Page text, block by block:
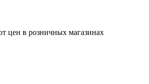
цен в розничных магазинах